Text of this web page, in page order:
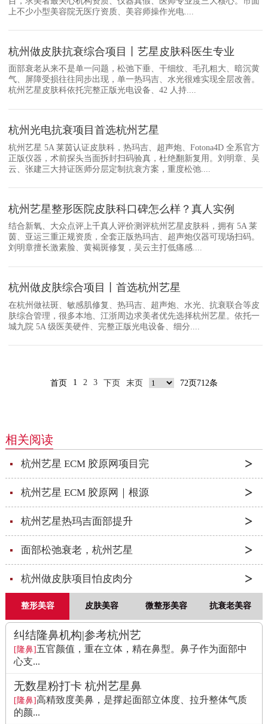
上不少小型美容院无医疗资质、美容师操作光电....
杭州做皮肤抗衰综合项目丨艺星皮肤科医生专业
面部衰老从来不是单一问题，松弛下垂、干细纹、毛孔粗大、暗沉黄
气、屏障受损往往同步出现，单一热玛吉、水光很难实现全层改善。
杭州艺星皮肤科依托完整正版光电设备、42 人持....
杭州光电抗衰项目首选杭州艺星
杭州艺星 5A 莱茵认证皮肤科，热玛吉、超声炮、Fotona4D 全系官方
正版仪器，术前探头当面拆封扫码验真，杜绝翻新复用。刘明章、吴
云、张建三大持证医师分层定制抗衰方案，重度松弛....
杭州艺星整形医院皮肤科口碑怎么样？真人实例
结合新氧、大众点评上千真人评价测评杭州艺星皮肤科，拥有 5A 莱
茵、亚运三重正规资质，全套正版热玛吉、超声炮仪器可现场扫码。
刘明章擅长激素脸、黄褐斑修复，吴云主打低痛感....
杭州做皮肤综合项目丨首选杭州艺星
在杭州做祛斑、敏感肌修复、热玛吉、超声炮、水光、抗衰联合等皮
肤综合管理，很多本地、江浙周边求美者优先选择杭州艺星。依托一
城九院 5A 级医美硬件、完整正版光电设备、细分....
首页 1 2 3 下页 末页 72页712条
相关阅读
杭州艺星 ECM 胶原网项目完
杭州艺星 ECM 胶原网｜根源
杭州艺星热玛吉面部提升
面部松弛衰老，杭州艺星
杭州做皮肤项目怕皮肉分
整形美容 皮肤美容 微整形美容 抗衰老美容
纠结隆鼻机构|参考杭州艺
[隆鼻]五官颜值，重在立体，精在鼻型。鼻子作为面部中
心支...
无数星粉打卡 杭州艺星鼻
[隆鼻]高精致度美鼻，是撑起面部立体度、拉升整体气质
的颜...